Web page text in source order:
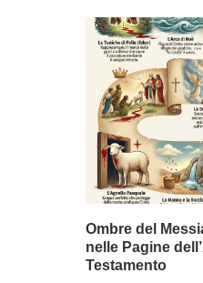
Ombre del
nelle Pagine
Testamento